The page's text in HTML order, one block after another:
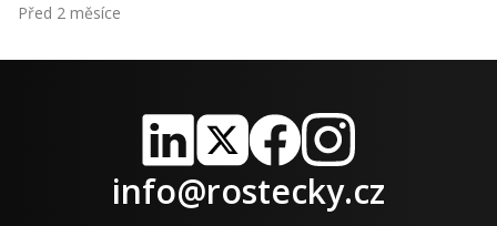
Před 2 měsíce
LinkedIn
X FacebookInstagram
info@rostecky.cz